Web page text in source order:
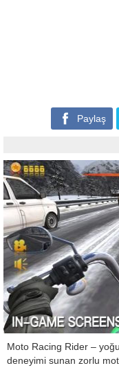
Paylaş
Moto Racing Rider –
deneyimi sunan zorlu